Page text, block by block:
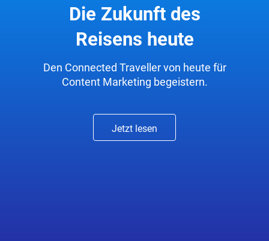
Die Zukunft des
Reisens heute
Den Connected Traveller von heute für
Content Marketing begeistern.
Jetzt lesen